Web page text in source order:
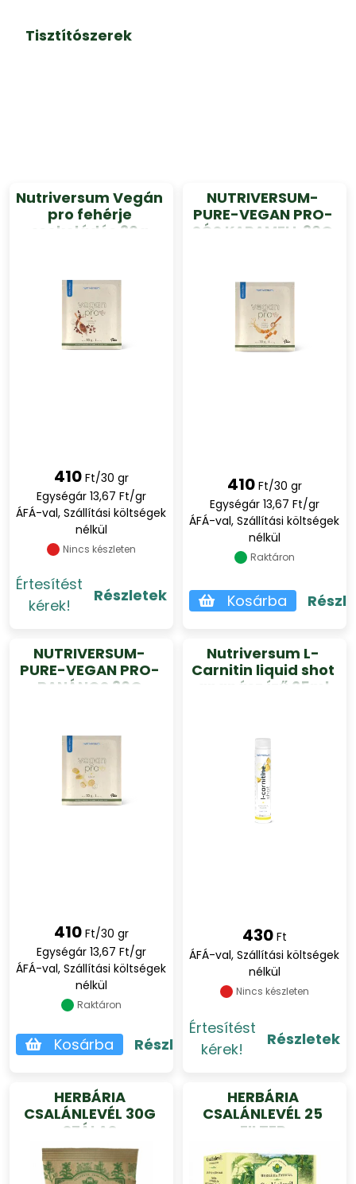
Tisztítószerek
Nutriversum Vegán
pro fehérje
csokoládés 30g
410 Ft/30 gr
Egységár 13,67 Ft/gr
ÁFÁ-val, Szállítási költségek
nélkül
Nincs készleten
Értesítést
kérek!
Részletek
NUTRIVERSUM-
PURE-VEGAN PRO-
SÓS KARAMELL 30G
410 Ft/30 gr
Egységár 13,67 Ft/gr
ÁFÁ-val, Szállítási költségek
nélkül
Raktáron
Kosárba
NUTRIVERSUM-
PURE-VEGAN PRO-
BANÁNOS 30G
410 Ft/30 gr
Egységár 13,67 Ft/gr
ÁFÁ-val, Szállítási költségek
nélkül
Raktáron
Kosárba Részletek
Nutriversum L-
Carnitin liquid shot
ananász ízű 25ml
430 Ft
ÁFÁ-val, Szállítási költségek
nélkül
Nincs készleten
Értesítést
kérek!
Részletek
HERBÁRIA
CSALÁNLEVÉL 30G
SZÁLAS
HERBÁRIA
CSALÁNLEVÉL 25
FILTER